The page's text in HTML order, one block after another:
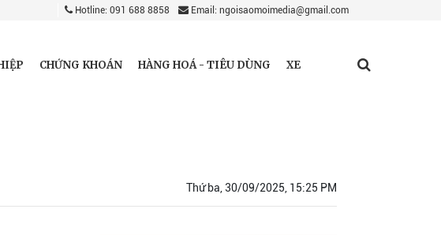
Hotline: 091 688 8858 Email: ngoisaomoimedia@gmail.com
CHỨNG KHOÁN HÀNG HOÁ - TIÊU DÙNG XE
Thứ ba, 30/09/2025, 15:25 PM